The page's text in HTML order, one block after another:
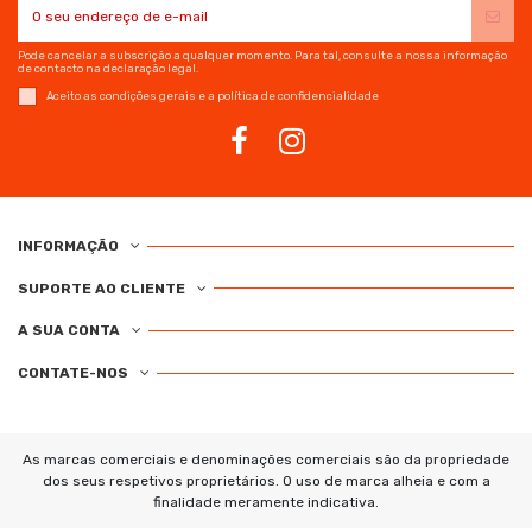
Pode cancelar a subscrição a qualquer momento. Para tal, consulte a nossa informação
de contacto na declaração legal.
Aceito as condições gerais e a política de confidencialidade
INFORMAÇÃO
SUPORTE AO CLIENTE
A SUA CONTA
CONTATE-NOS
As marcas comerciais e denominações comerciais são da propriedade
dos seus respetivos proprietários. O uso de marca alheia e com a
finalidade meramente indicativa.